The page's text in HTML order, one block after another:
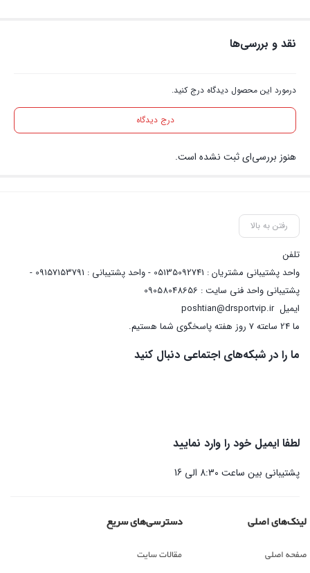
نقد و بررسی‌ها
درمورد این محصول دیدگاه درج کنید.
درج دیدگاه
هنوز بررسی‌ای ثبت نشده است.
رفتن به بالا
تلفن
واحد پشتیبانی مشتریان : 05135092741 - واحد پشتیبانی : 09157153791 -
پشتیبانی واحد فنی سایت : 09058048656
ایمیلposhtian@drsportvip.ir
ما 24 ساعته 7 روز هفته پاسخگوی شما هستیم.
ما را در شبکه‌های اجتماعی دنبال کنید
لطفا ایمیل خود را وارد نمایید
پشتیبانی بین ساعت 8:30 الی 16
لینک‌های اصلی
صفحه اصلی
دسترسی‌های سریع
مقالات سایت